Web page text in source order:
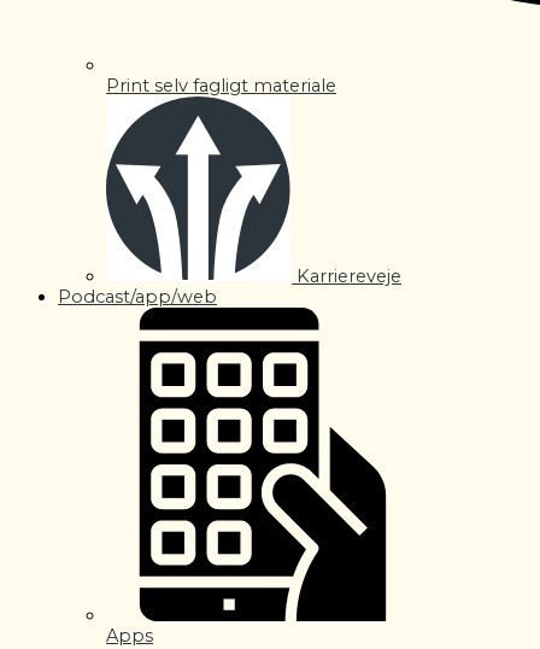
Print selv fagligt materiale
Karriereveje
Podcast/app/web
Apps